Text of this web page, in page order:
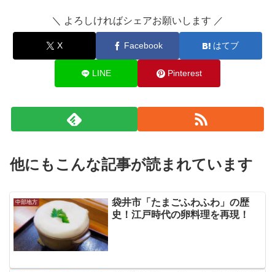
＼ よろしければシェアお願いします ／
X Facebook はてブ
LINE Pinterest
他にもこんな記事が読まれています
中部地方
袋井市「たまごふわふわ」の歴
史！江戸時代の卵料理を再現！